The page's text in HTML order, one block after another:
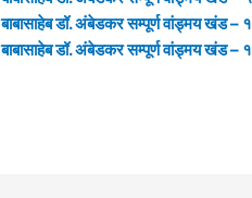
बाबासाहेब डॉ. अंबेडकर सम्पूर्ण वांड्मय खंड –
बाबासाहेब डॉ. अंबेडकर सम्पूर्ण वांड्मय खंड –